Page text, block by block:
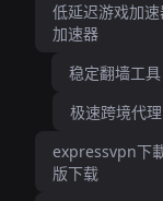
低延迟游戏加
加速器
稳定翻墙工
极速跨境代
expressvpn下
版下载